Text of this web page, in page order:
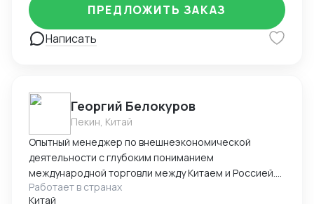
Написать
ПРЕДЛОЖИТЬ ЗАКАЗ
Георгий Белокуров
Пекин, Китай
Опытный менеджер по внешнеэкономической
деятельности с глубоким пониманием
международной торговли между Китаем и Россией.
Более 8 лет практического опыта в сфере импорта,
Работает в странах
Китай